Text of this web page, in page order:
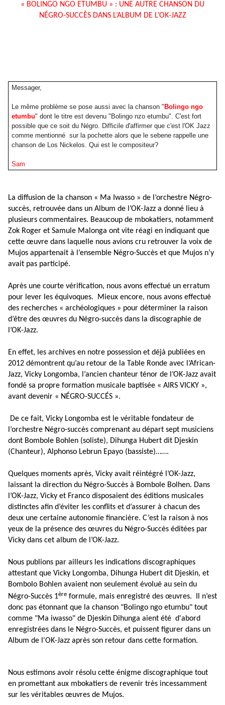
« BOLINGO NGO ETUMBU » : UNE AUTRE CHANSON DU
NÉGRO-SUCCÈS DANS L’ALBUM DE L’OK-JAZZ
Messager,
Le même problème se pose aussi avec la chanson " Bolingo ngo
etumbu" dont le titre est devenu "Bolingo nzo etumbu". C'est fort
possible que ce soit du Négro. Difficile d'affirmer que c'est l'OK Jazz
comme mentionné sur la pochette alors que le sebene rappelle une
chanson de Los Nickelos. Qui est le compositeur?
Sam
La diffusion de la chanson « Ma Iwasso » de l’orchestre Négro-
succès, retrouvée dans un Album de l’OK-Jazz a donné lieu à
plusieurs commentaires. Beaucoup de mbokatiers, notamment
Zok Roger et Samule Malonga ont vite réagi en indiquant que
cette œuvre dans laquelle nous avions cru retrouver la voix de
Mujos appartenait à l’ensemble Négro-Succès et que Mujos n’y
avait pas participé.
Après une courte vérification, nous avons effectué un erratum
pour lever les équivoques. Mieux encore, nous avons effectué
des recherches « archéologiques » pour déterminer la raison
d’être des œuvres du Négro-succès dans la discographie de
l’OK-Jazz.
En effet, les archives en notre possession et déjà publiées en
2012 démontrent qu’au retour de la Table Ronde avec l’African-
Jazz, Vicky Longomba, l’ancien chanteur ténor de l’OK-Jazz avait
fondé sa propre formation musicale baptisée « AIRS VICKY »,
avant devenir « NÉGRO-SUCCÉS ».
De ce fait, Vicky Longomba est le véritable fondateur de
l’orchestre Négro-succès comprenant au départ sept musiciens
dont Bombole Bohlen (soliste), Dihunga Hubert dit Djeskin
(Chanteur), Alphonso Lebrun Epayo (bassiste)…….
Quelques moments après, Vicky avait réintégré l’OK-Jazz,
laissant la direction du Négro-Succès à Bombole Bolhen. Dans
l’OK-Jazz, Vicky et Franco disposaient des éditions musicales
distinctes afin d’éviter les conflits et d’assurer à chacun des
deux une certaine autonomie financière. C’est la raison à nos
yeux de la présence des œuvres du Négro-Succès éditées par
Vicky dans cet album de l’OK-Jazz.
Nous publions par ailleurs les indications discographiques
attestant que Vicky Longomba, Dihunga Hubert dit Djeskin, et
Bombolo Bohlen avaient non seulement évolué au sein du
Négro-Succès 1ère formule, mais enregistré des œuvres. Il n’est
donc pas étonnant que la chanson "Bolingo ngo etumbu" tout
comme "Ma iwasso" de Djeskin Dihunga aient été d'abord
enregistrées dans le Négro-Succès, et puissent figurer dans un
Album de l'OK-Jazz après son retour dans cette formation.
Nous estimons avoir résolu cette énigme discographique tout
en promettant aux mbokatiers de revenir très incessamment
sur les véritables œuvres de Mujos.